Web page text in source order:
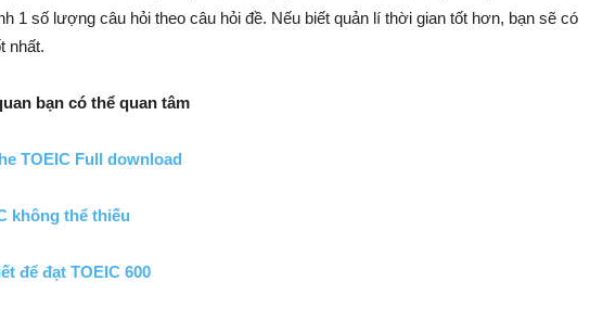
1 số lượng câu hỏi theo câu hỏi đề. Nếu biết quản lí thời gian tốt hơn, bạn sẽ có
nhất.
bạn có thể quan tâm
TOEIC Full download
không thể thiếu
để đạt TOEIC 600